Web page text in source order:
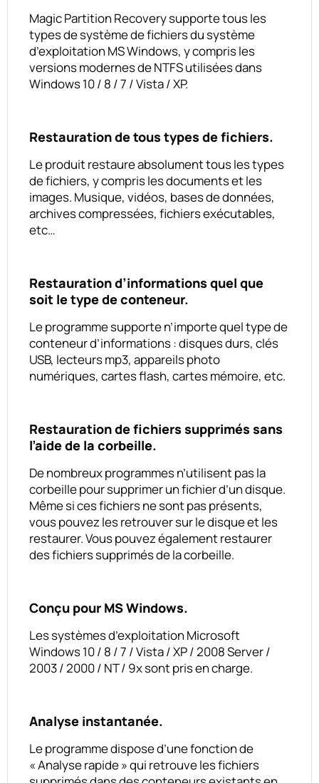
Magic Partition Recovery supporte tous les
types de système de fichiers du système
d’exploitation MS Windows, y compris les
versions modernes de NTFS utilisées dans
Windows 10 / 8 / 7 / Vista / XP.
Restauration de tous types de fichiers.
Le produit restaure absolument tous les types
de fichiers, y compris les documents et les
images. Musique, vidéos, bases de données,
archives compressées, fichiers exécutables,
etc…
Restauration d’informations quel que
soit le type de conteneur.
Le programme supporte n’importe quel type de
conteneur d’informations : disques durs, clés
USB, lecteurs mp3, appareils photo
numériques, cartes flash, cartes mémoire, etc.
Restauration de fichiers supprimés sans
l’aide de la corbeille.
De nombreux programmes n’utilisent pas la
corbeille pour supprimer un fichier d’un disque.
Même si ces fichiers ne sont pas présents,
vous pouvez les retrouver sur le disque et les
restaurer. Vous pouvez également restaurer
des fichiers supprimés de la corbeille.
Conçu pour MS Windows.
Les systèmes d’exploitation Microsoft
Windows 10 / 8 / 7 / Vista / XP / 2008 Server /
2003 / 2000 / NT / 9x sont pris en charge.
Analyse instantanée.
Le programme dispose d’une fonction de
« Analyse rapide » qui retrouve les fichiers